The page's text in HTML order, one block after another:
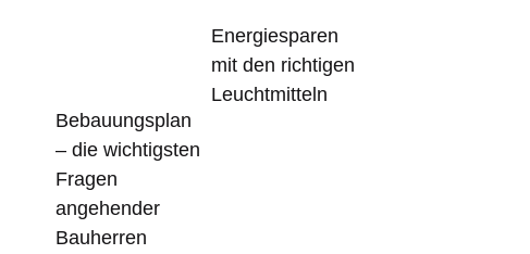
Bebauungsplan
– die wichtigsten
Fragen
angehender
Bauherren
Energiesparen
mit den richtigen
Leuchtmitteln